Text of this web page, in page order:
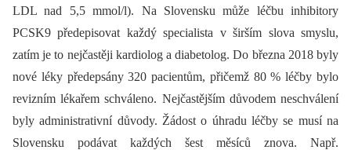
LDL nad 5,5 mmol/l). Na Slovensku může léčbu inhibitory
PCSK9 předepisovat každý specialista v širším slova smyslu,
zatím je to nejčastěji kardiolog a diabetolog. Do března 2018 byly
nové léky předepsány 320 pacientům, přičemž 80 % léčby bylo
revizním lékařem schváleno. Nejčastějším důvodem neschválení
byly administrativní důvody. Žádost o úhradu léčby se musí na
Slovensku podávat každých šest měsíců znova. Např.